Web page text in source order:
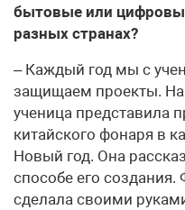
бытовые или
разных странах?
– Каждый год мы с
защищаем проекты.
ученица представила
китайского фонаря в
Новый год. Она
способе его
сделала своими